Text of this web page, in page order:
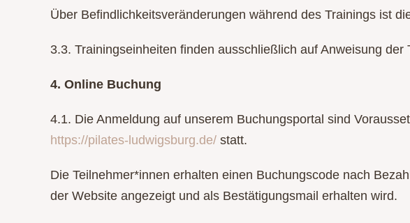
Über Befindlichkeitsveränderungen während des Trainings ist
3.3. Trainingseinheiten finden ausschließlich auf Anweisung
4. Online Buchung
4.1. Die Anmeldung auf unserem Buchungsportal sind
https://pilates-ludwigsburg.de/ statt.
Die Teilnehmer*innen erhalten einen Buchungscode nach
der Website angezeigt und als Bestätigungsmail erhalten wird.